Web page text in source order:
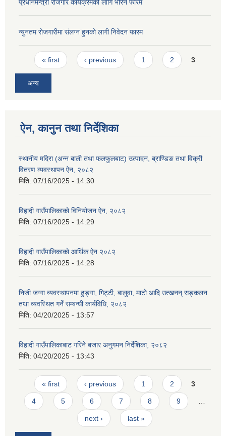
प्रधानमन्त्री रोजगार कार्यक्रमको लागि भरिने फारम
न्युनतम रोजगारीमा संलग्न हुनको लागी निवेदन फारम
Pages
« first ‹ previous 1 2 3
अन्य
ऐन, कानुन तथा निर्देशिका
स्थानीय मदिरा (अन्न बाली तथा फलफुलबाट) उत्पादन, ब्राण्डिङ तथा विक्री
वितरण व्यवस्थापन ऐन, २०८२
मिति: 07/16/2025 - 14:30
विहादी गाउँपालिकाको विनियोजन ऐन, २०८२
मिति: 07/16/2025 - 14:29
विहादी गाउँपालिकाको आर्थिक ऐन २०८२
मिति: 07/16/2025 - 14:28
निजी जग्गा व्यवस्थापनमा ढुङ्गा, गिट्टी, बालुवा, माटो आदि उत्खनन् सङ्कलन
तथा व्यवस्थित गर्ने सम्बन्धी कार्यविधि, २०८२
मिति: 04/20/2025 - 13:57
विहादी गाउँपालिकाबाट गरिने बजार अनुगमन निर्देशिका, २०८२
मिति: 04/20/2025 - 13:43
Pages
« first ‹ previous 1 2 3
4 5 6 7 8 9
next › last »